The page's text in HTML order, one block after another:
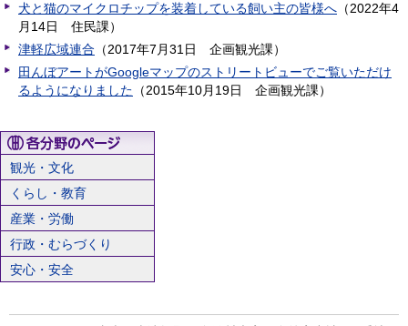
犬と猫のマイクロチップを装着している飼い主の皆様へ （2022年4
月14日
住民課）
津軽広域連合 （2017年7月31日 企画観光課）
田んぼアートがGoogleマップのストリートビューでご覧いただけ
るようになりました （2015年10月19日 企画観光課）
観光・文化
くらし・教育
産業・労働
行政・むらづくり
安心・安全